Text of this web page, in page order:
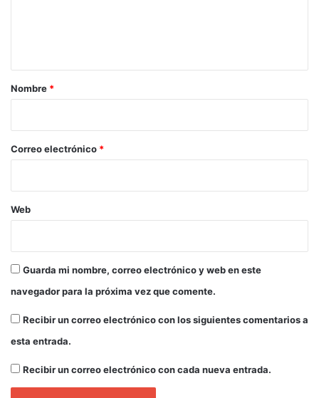
r
*
Nombre *
Correo electrónico *
Web
Guarda mi nombre, correo electrónico y web en este
navegador para la próxima vez que comente.
Recibir un correo electrónico con los siguientes comentarios a
esta entrada.
Recibir un correo electrónico con cada nueva entrada.